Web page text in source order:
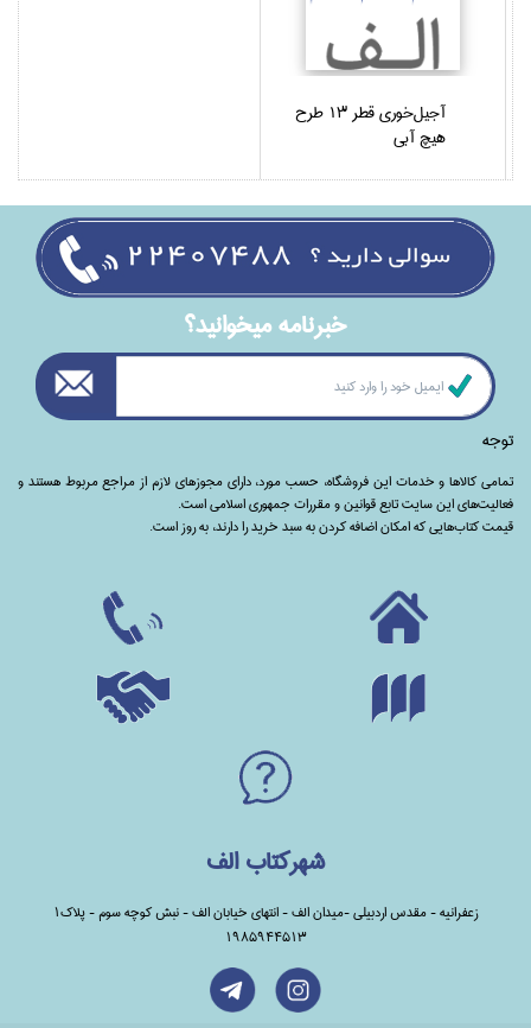
آجيل‌خوري قطر 13 طرح
هيچ آبي
خبرنامه ميخوانيد؟
توجه
تمامی‌ کالاها و خدمات این فروشگاه، حسب مورد،‌ دارای مجوزهای لازم از مراجع مربوط هستند ‌و‌‌
فعالیت‌های این سایت تابع قوانین و مقررات جمهوری اسلامی است.
قیمت کتاب‌هایی که امکان اضافه کردن به سبد خرید را دارند،‌ به روز است.
شهرکتاب الف
زعفرانیه - مقدس اردبیلی -میدان الف - انتهای خیابان الف - نبش کوچه سوم - پلاک1
1985944513